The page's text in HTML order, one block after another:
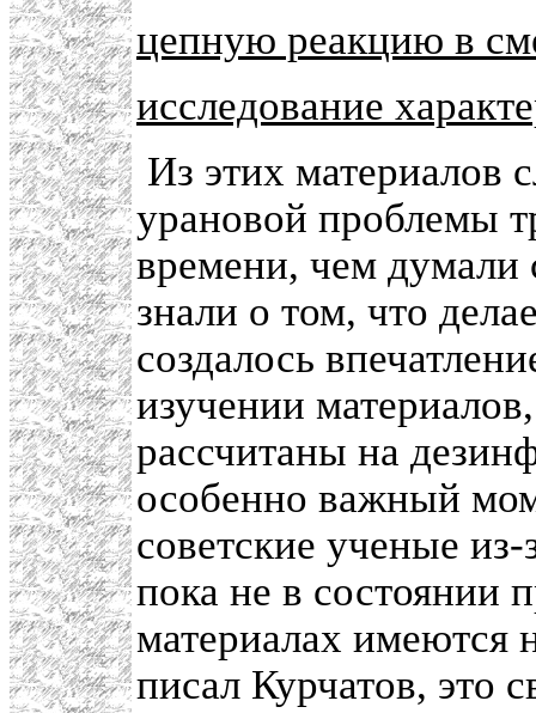
цепную реакцию в
исследование
Из этих материалов
урановой проблемы
времени, чем думали
знали о том, что
создалось
изучении
рассчитаны на
особенно важный
советские ученые
пока не в состоянии
материалах имеются
писал Курчатов, это